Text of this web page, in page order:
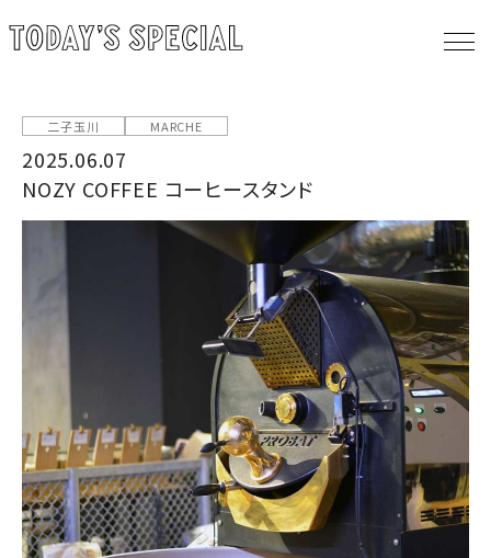
二子玉川 MARCHE
2025.06.07
NOZY COFFEE コーヒースタンド